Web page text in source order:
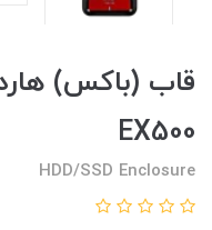
EX500
HDD/SSD Enclosure